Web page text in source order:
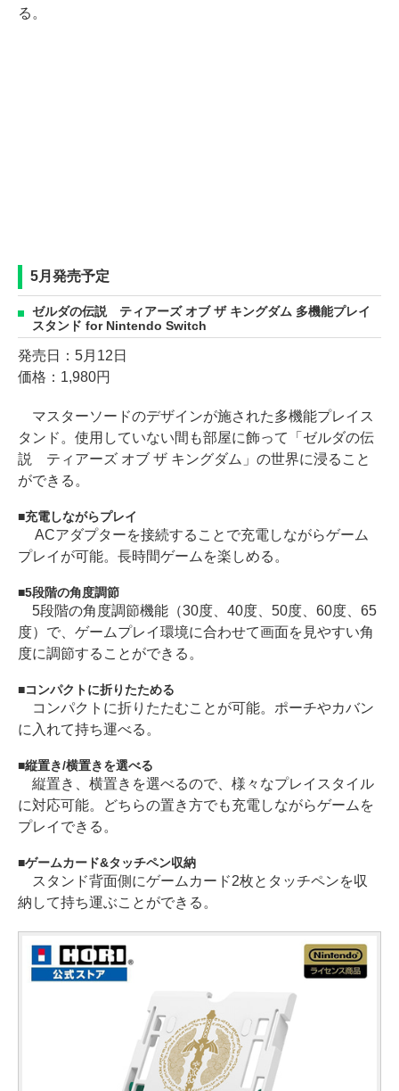
る。
5月発売予定
ゼルダの伝説 ティアーズ オブ ザ キングダム 多機能プレイ
スタンド for Nintendo Switch
発売日：5月12日
価格：1,980円
マスターソードのデザインが施された多機能プレイス
タンド。使用していない間も部屋に飾って「ゼルダの伝
説 ティアーズ オブ ザ キングダム」の世界に浸ること
ができる。
充電しながらプレイ
ACアダプターを接続することで充電しながらゲーム
プレイが可能。長時間ゲームを楽しめる。
5段階の角度調節
5段階の角度調節機能（30度、40度、50度、60度、65
度）で、ゲームプレイ環境に合わせて画面を見やすい角
度に調節することができる。
コンパクトに折りたためる
コンパクトに折りたたむことが可能。ポーチやカバン
に入れて持ち運べる。
縦置き/横置きを選べる
縦置き、横置きを選べるので、様々なプレイスタイル
に対応可能。どちらの置き方でも充電しながらゲームを
プレイできる。
ゲームカード&タッチペン収納
スタンド背面側にゲームカード2枚とタッチペンを収
納して持ち運ぶことができる。